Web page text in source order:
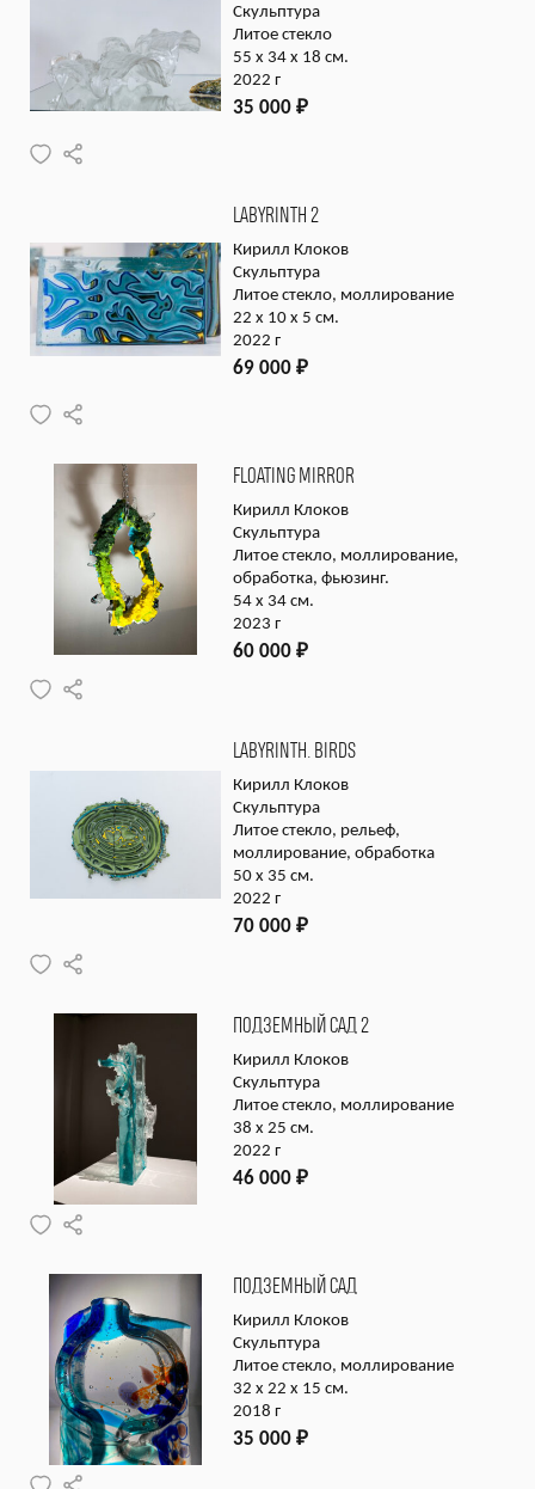
Скульптура
Литое стекло
55 x 34 x 18 см.
2022 г
35 000 ₽
LABYRINTH 2
Кирилл Клоков
Скульптура
Литое стекло, моллирование
22 x 10 x 5 см.
2022 г
69 000 ₽
FLOATING MIRROR
Кирилл Клоков
Скульптура
Литое стекло, моллирование,
обработка, фьюзинг.
54 x 34 см.
2023 г
60 000 ₽
LABYRINTH. BIRDS
Кирилл Клоков
Скульптура
Литое стекло, рельеф,
моллирование, обработка
50 x 35 см.
2022 г
70 000 ₽
ПОДЗЕМНЫЙ САД 2
Кирилл Клоков
Скульптура
Литое стекло, моллирование
38 х 25 см.
2022 г
46 000 ₽
ПОДЗЕМНЫЙ САД
Кирилл Клоков
Скульптура
Литое стекло, моллирование
32 x 22 x 15 см.
2018 г
35 000 ₽